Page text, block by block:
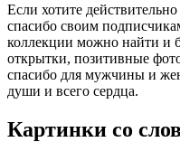
Если хотите
спасибо своим
коллекции можно найти и
открытки, позитивные
спасибо для мужчины и
души и всего сердца.
Картинки со